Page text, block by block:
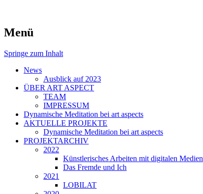
art aspects
Menü
Springe zum Inhalt
News
Ausblick auf 2023
ÜBER ART ASPECT
TEAM
IMPRESSUM
Dynamische Meditation bei art aspects
AKTUELLE PROJEKTE
Dynamische Meditation bei art aspects
PROJEKTARCHIV
2022
Künstlerisches Arbeiten mit digitalen Medien
Das Fremde und Ich
2021
LOBILAT